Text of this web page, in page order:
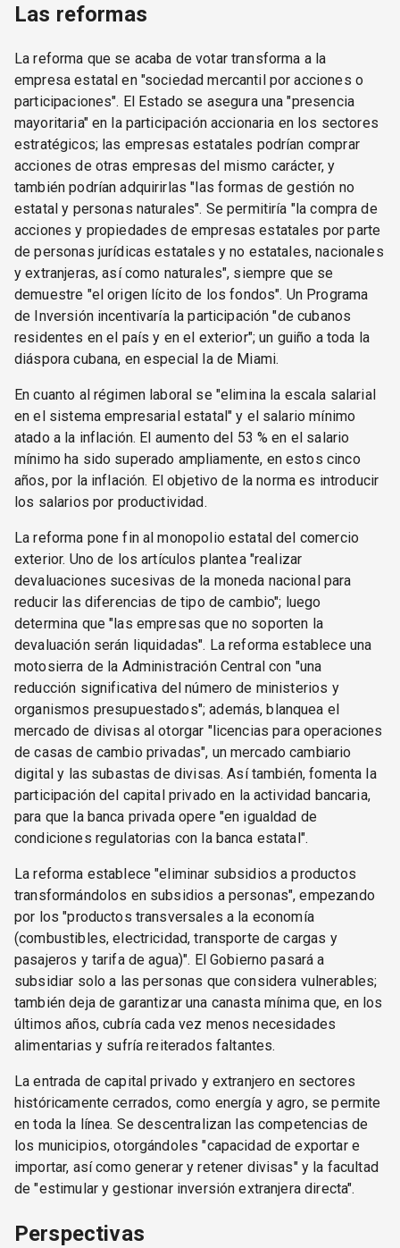
Las reformas
La reforma que se acaba de votar transforma a la
empresa estatal en "sociedad mercantil por acciones o
participaciones". El Estado se asegura una "presencia
mayoritaria" en la participación accionaria en los sectores
estratégicos; las empresas estatales podrían comprar
acciones de otras empresas del mismo carácter, y
también podrían adquirirlas "las formas de gestión no
estatal y personas naturales". Se permitiría "la compra de
acciones y propiedades de empresas estatales por parte
de personas jurídicas estatales y no estatales, nacionales
y extranjeras, así como naturales", siempre que se
demuestre "el origen lícito de los fondos". Un Programa
de Inversión incentivaría la participación "de cubanos
residentes en el país y en el exterior"; un guiño a toda la
diáspora cubana, en especial la de Miami.
En cuanto al régimen laboral se "elimina la escala salarial
en el sistema empresarial estatal" y el salario mínimo
atado a la inflación. El aumento del 53 % en el salario
mínimo ha sido superado ampliamente, en estos cinco
años, por la inflación. El objetivo de la norma es introducir
los salarios por productividad.
La reforma pone fin al monopolio estatal del comercio
exterior. Uno de los artículos plantea "realizar
devaluaciones sucesivas de la moneda nacional para
reducir las diferencias de tipo de cambio"; luego
determina que "las empresas que no soporten la
devaluación serán liquidadas". La reforma establece una
motosierra de la Administración Central con "una
reducción significativa del número de ministerios y
organismos presupuestados"; además, blanquea el
mercado de divisas al otorgar "licencias para operaciones
de casas de cambio privadas", un mercado cambiario
digital y las subastas de divisas. Así también, fomenta la
participación del capital privado en la actividad bancaria,
para que la banca privada opere "en igualdad de
condiciones regulatorias con la banca estatal".
La reforma establece "eliminar subsidios a productos
transformándolos en subsidios a personas", empezando
por los "productos transversales a la economía
(combustibles, electricidad, transporte de cargas y
pasajeros y tarifa de agua)". El Gobierno pasará a
subsidiar solo a las personas que considera vulnerables;
también deja de garantizar una canasta mínima que, en los
últimos años, cubría cada vez menos necesidades
alimentarias y sufría reiterados faltantes.
La entrada de capital privado y extranjero en sectores
históricamente cerrados, como energía y agro, se permite
en toda la línea. Se descentralizan las competencias de
los municipios, otorgándoles "capacidad de exportar e
importar, así como generar y retener divisas" y la facultad
de "estimular y gestionar inversión extranjera directa".
Perspectivas